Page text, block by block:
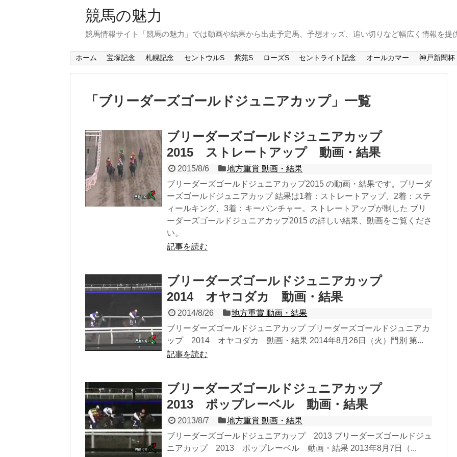
競馬の魅力
競馬情報サイト「競馬の魅力」では動画や結果から出走予定馬、予想オッズ、追い切りなど幅広く情報を提
ホーム 宝塚記念 札幌記念 セントウルS 紫苑S ローズS セントライト記念 オールカマー 神戸新聞杯
「 ブリーダーズゴールドジュニアカップ」 一覧
ブリーダーズゴールドジュニアカップ
2015 ストレートアップ 動画・結果
2015/8/6
地方重賞 動画・結果
ブリーダーズゴールドジュニアカップ2015 の動画・結果です。ブリーダ
ーズゴールドジュニアカップ 結果は1着：ストレートアップ、2着：ステ
ィールキング、3着：キーパンチャー。ストレートアップが制した ブリ
ーダーズゴールドジュニアカップ2015 の詳しい結果、動画をご覧くださ
い。
記事を読む
ブリーダーズゴールドジュニアカップ
2014 オヤコダカ 動画・結果
2014/8/26
地方重賞 動画・結果
ブリーダーズゴールドジュニアカップ ブリーダーズゴールドジュニアカ
ップ 2014 オヤコダカ 動画・結果 2014年8月26日（火）門別 第...
記事を読む
ブリーダーズゴールドジュニアカップ
2013 ポップレーベル 動画・結果
2013/8/7
地方重賞 動画・結果
ブリーダーズゴールドジュニアカップ 2013 ブリーダーズゴールドジュ
ニアカップ 2013 ポップレーベル 動画・結果 2013年8月7日（...